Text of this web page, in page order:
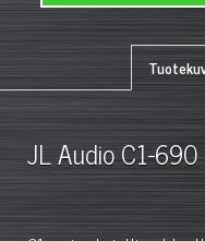
JL Audio C1-